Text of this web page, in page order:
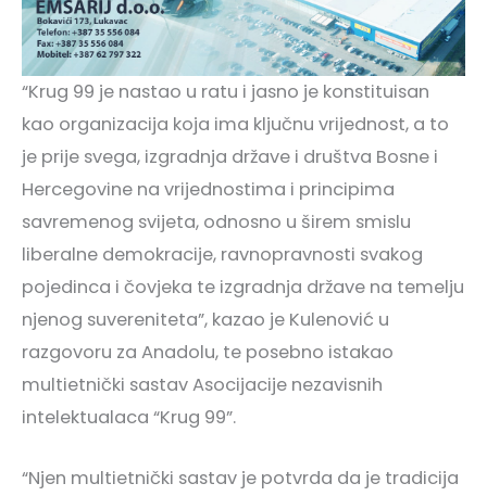
“Krug 99 je nastao u ratu i jasno je konstituisan
kao organizacija koja ima ključnu vrijednost, a to
je prije svega, izgradnja države i društva Bosne i
Hercegovine na vrijednostima i principima
savremenog svijeta, odnosno u širem smislu
liberalne demokracije, ravnopravnosti svakog
pojedinca i čovjeka te izgradnja države na temelju
njenog suvereniteta”, kazao je Kulenović u
razgovoru za Anadolu, te posebno istakao
multietnički sastav Asocijacije nezavisnih
intelektualaca “Krug 99”.
“Njen multietnički sastav je potvrda da je tradicija